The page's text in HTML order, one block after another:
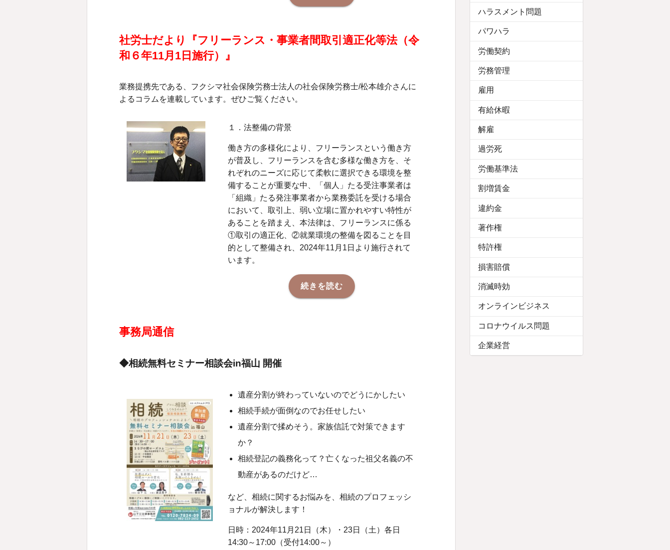
社労士だより『フリーランス・事業者間取引適正化等法（令
和６年11月1日施行）』
業務提携先である、フクシマ社会保険労務士法人の社会保険労務士/松本雄介さんに
よるコラムを連載しています。ぜひご覧ください。
１．法整備の背景
働き方の多様化により、フリーランスという働き方
が普及し、フリーランスを含む多様な働き方を、そ
れぞれのニーズに応じて柔軟に選択できる環境を整
備することが重要な中、「個人」たる受注事業者は
「組織」たる発注事業者から業務委託を受ける場合
において、取引上、弱い立場に置かれやすい特性が
あることを踏まえ、本法律は、フリーランスに係る
①取引の適正化、②就業環境の整備を図ることを目
的として整備され、2024年11月1日より施行されて
います。
続きを読む
事務局通信
◆相続無料セミナー相談会in福山 開催
遺産分割が終わっていないのでどうにかしたい
相続手続が面倒なのでお任せしたい
遺産分割で揉めそう。家族信託で対策できます
か？
相続登記の義務化って？亡くなった祖父名義の不
動産があるのだけど…
など、相続に関するお悩みを、相続のプロフェッシ
ョナルが解決します！
日時：2024年11月21日（木）・23日（土）各日
14:30～17:00（受付14:00～）
ハラスメント問題
パワハラ
労働契約
労務管理
雇用
有給休暇
解雇
過労死
労働基準法
割増賃金
違約金
著作権
特許権
損害賠償
消滅時効
オンラインビジネス
コロナウイルス問題
企業経営